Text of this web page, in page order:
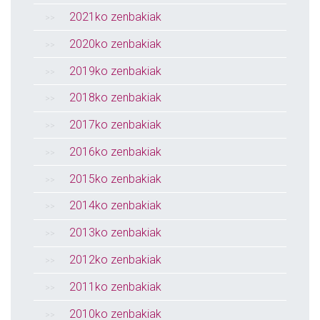
2021ko zenbakiak
2020ko zenbakiak
2019ko zenbakiak
2018ko zenbakiak
2017ko zenbakiak
2016ko zenbakiak
2015ko zenbakiak
2014ko zenbakiak
2013ko zenbakiak
2012ko zenbakiak
2011ko zenbakiak
2010ko zenbakiak